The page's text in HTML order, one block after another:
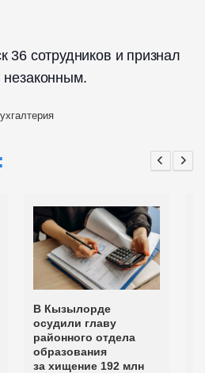
36 сотрудников и признал
незаконным.
В Кызылорде
осудили главу
районного отдела
образования
за хищение 192 млн